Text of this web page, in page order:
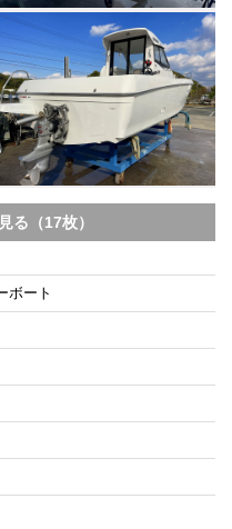
る（17枚）
ボート